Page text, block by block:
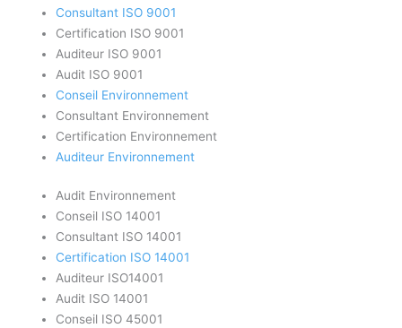
Consultant ISO 9001
Certification ISO 9001
Auditeur ISO 9001
Audit ISO 9001
Conseil Environnement
Consultant Environnement
Certification Environnement
Auditeur Environnement
Audit Environnement
Conseil ISO 14001
Consultant ISO 14001
Certification ISO 14001
Auditeur ISO14001
Audit ISO 14001
Conseil ISO 45001